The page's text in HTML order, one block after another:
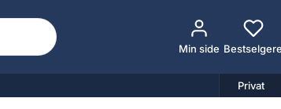
Min side Bestselgere
Privat